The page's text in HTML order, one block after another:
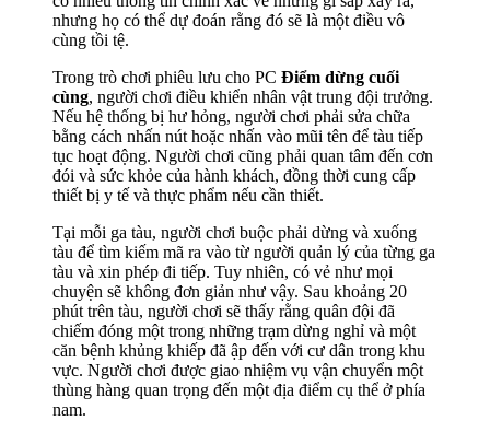
nhưng họ có thể dự đoán rằng đó sẽ là một điều vô
cùng tồi tệ.
Trong trò chơi phiêu lưu cho PC Điểm dừng cuối
cùng, người chơi điều khiển nhân vật trung đội trưởng.
Nếu hệ thống bị hư hỏng, người chơi phải sửa chữa
bằng cách nhấn nút hoặc nhấn vào mũi tên để tàu tiếp
tục hoạt động. Người chơi cũng phải quan tâm đến cơn
đói và sức khỏe của hành khách, đồng thời cung cấp
thiết bị y tế và thực phẩm nếu cần thiết.
Tại mỗi ga tàu, người chơi buộc phải dừng và xuống
tàu để tìm kiếm mã ra vào từ người quản lý của từng ga
tàu và xin phép đi tiếp. Tuy nhiên, có vẻ như mọi
chuyện sẽ không đơn giản như vậy. Sau khoảng 20
phút trên tàu, người chơi sẽ thấy rằng quân đội đã
chiếm đóng một trong những trạm dừng nghỉ và một
căn bệnh khủng khiếp đã ập đến với cư dân trong khu
vực. Người chơi được giao nhiệm vụ vận chuyển một
thùng hàng quan trọng đến một địa điểm cụ thể ở phía
nam.